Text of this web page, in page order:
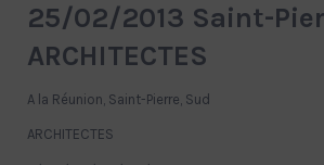
25/02/2013 Saint-
ARCHITECTES
A la Réunion, Saint-Pierre, Sud
ARCHITECTES